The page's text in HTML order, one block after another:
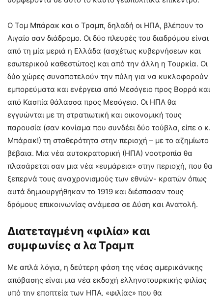
Ο Τομ Μπάρακ και ο Τραμπ, δηλαδή οι ΗΠΑ, βλέπουν το
Αιγαίο σαν διάδρομο. Οι δύο πλευρές του διαδρόμου είναι
από τη μία μεριά η Ελλάδα (ασχέτως κυβερνήσεων και
εσωτερικού καθεστώτος) και από την άλλη η Τουρκία. Οι
δύο χώρες συναποτελούν την πύλη για να κυκλοφορούν
εμπορεύματα και ενέργεια από Μεσόγειο προς Βορρά και
από Κασπία θάλασσα προς Μεσόγειο. Οι ΗΠΑ θα
εγγυώνται με τη στρατιωτική και οικονομική τους
παρουσία (σαν κονίαμα που συνδέει δύο τούβλα, είπε ο κ.
Μπάρακ!) τη σταθερότητα στην περιοχή – με το αζημίωτο
βέβαια. Μια νέα αυτοκρατορική (ΗΠΑ) νοοτροπία θα
πλασάρεται σαν μια νέα «ευμάρεια» στην περιοχή, που θα
ξεπερνά τους αναχρονισμούς των εθνών- κρατών όπως
αυτά δημιουργήθηκαν το 1919 και διέσπασαν τους
δρόμους επικοινωνίας ανάμεσα σε Δύση και Ανατολή.
Διατεταγμένη «φιλία» και
συμφωνίες α λα Τραμπ
Με απλά λόγια, η δεύτερη φάση της νέας αμερικάνικης
απόβασης είναι μια νέα εκδοχή ελληνοτουρκικής φιλίας
υπό την εποπτεία των ΗΠΑ, «φιλίας» που θα